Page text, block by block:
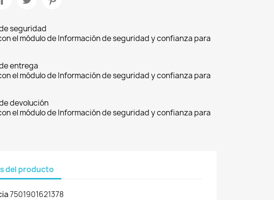
seguridad
el módulo de Información de seguridad y confianza para
entrega
el módulo de Información de seguridad y confianza para
devolución
el módulo de Información de seguridad y confianza para
del producto
7501901621378